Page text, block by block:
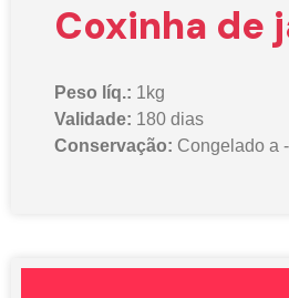
Coxinha de
Peso líq.: 1kg
Validade: 180 dias
Conservação: Congelado a